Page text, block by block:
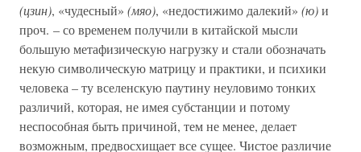
(цзин), «чудесный» (мяо), «недостижимо далекий» (ю)и
проч. – со временем получили в китайской мысли
большую метафизическую нагрузку и стали обозначать
некую символическую матрицу и практики, и психики
человека – ту вселенскую паутину неуловимо тонких
различий, которая, не имея субстанции и потому
неспособная быть причиной, тем не менее, делает
возможным, предвосхищает все сущее. Чистое различие